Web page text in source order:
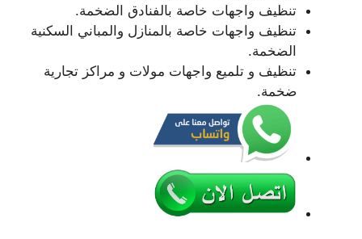
تنظيف واجهات خاصة بالفنادق الضخمة.
تنظيف واجهات خاصة بالمنازل والمباني السكنية
الضخمة.
تنظيف و تلميع واجهات مولات و مراكز تجارية
ضخمة.